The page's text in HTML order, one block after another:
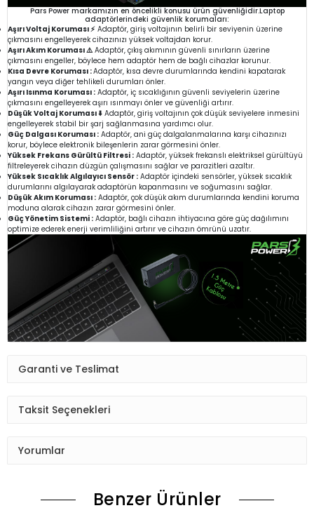
Pars Power markamızın en öncelikli konusu ürün güvenliğidir.Laptop
adaptörlerindeki güvenlik korumaları:
Aşırı Voltaj Koruması ⚡ Adaptör, giriş voltajının belirli bir seviyenin üzerine
çıkmasını engelleyerek cihazınızı yüksek voltajdan korur.
Aşırı Akım Koruması ⚠️Adaptör, çıkış akımının güvenli sınırların üzerine
çıkmasını engeller, böylece hem adaptör hem de bağlı cihazlar korunur.
Kısa Devre Koruması :Adaptör, kısa devre durumlarında kendini kapatarak
yangın veya diğer tehlikeli durumları önler.
Aşırı Isınma Koruması : Adaptör, iç sıcaklığının güvenli seviyelerin üzerine
çıkmasını engelleyerek aşırı ısınmayı önler ve güvenliği artırır.
Düşük Voltaj Koruması ⬇️ Adaptör, giriş voltajının çok düşük seviyelere inmesini
engelleyerek stabil bir şarj sağlanmasına yardımcı olur.
Güç Dalgası Koruması : Adaptör, ani güç dalgalanmalarına karşı cihazınızı
korur, böylece elektronik bileşenlerin zarar görmesini önler.
Yüksek Frekans Gürültü Filtresi : Adaptör, yüksek frekanslı elektriksel gürültüyü
filtreleyerek cihazın düzgün çalışmasını sağlar ve parazitleri azaltır.
Yüksek Sıcaklık Algılayıcı Sensör : Adaptör içindeki sensörler, yüksek sıcaklık
durumlarını algılayarak adaptörün kapanmasını ve soğumasını sağlar.
Düşük Akım Koruması : Adaptör, çok düşük akım durumlarında kendini koruma
moduna alarak cihazın zarar görmesini önler.
Güç Yönetim Sistemi : Adaptör, bağlı cihazın ihtiyacına göre güç dağılımını
optimize ederek enerji verimliliğini artırır ve cihazın ömrünü uzatır.
Garanti ve Teslimat
Taksit Seçenekleri
Yorumlar
Benzer Ürünler